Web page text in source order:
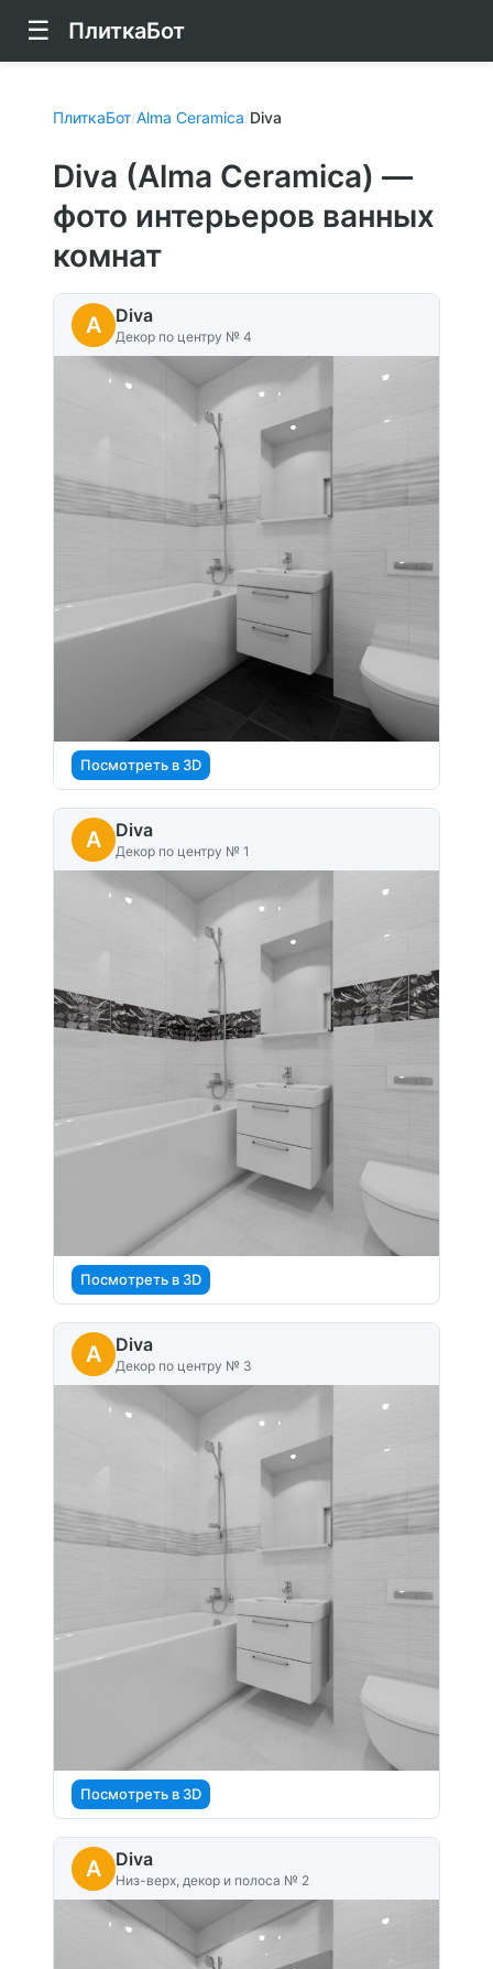
☰ ПлиткаБот
ПлиткаБот/Alma Ceramica/Diva
Diva (Alma Ceramica) —
фото интерьеров ванных
комнат
A Diva
Декор по центру № 4
Посмотреть в 3D
A Diva
Декор по центру № 1
Посмотреть в 3D
A Diva
Декор по центру № 3
Посмотреть в 3D
A Diva
Низ-верх, декор и полоса № 2